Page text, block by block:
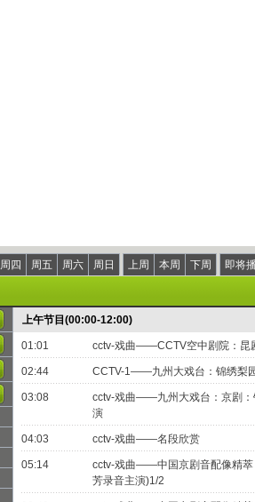
周四 周五 周六 周日 上周 本周 下周
即将
上午节目(00:00-12:00)
01:01 cctv-戏曲——CCTV空中剧院：昆
02:44 CCTV-1——九州大戏台：锦绣梨
03:08
cctv-戏曲——九州大戏台：京剧：
演
04:03 cctv-戏曲——名段欣赏
05:14
cctv-戏曲——中国京剧音配像精萃
芳录音主演)1/2